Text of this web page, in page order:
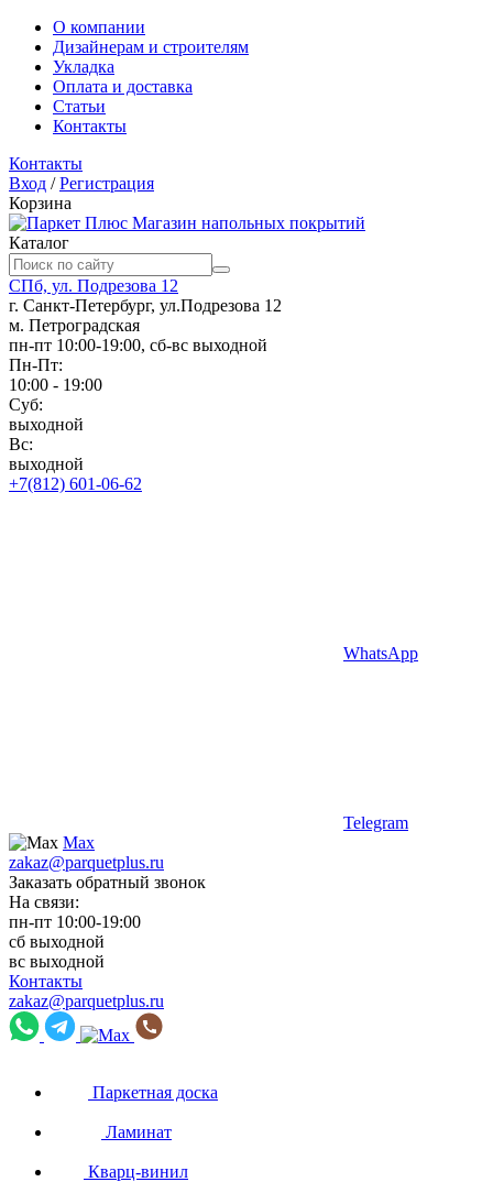
О компании
Дизайнерам и строителям
Укладка
Оплата и доставка
Статьи
Контакты
Контакты
Вход /Регистрация
Корзина
Магазин напольных покрытий
Каталог
СПб, ул. Подрезова 12
г. Санкт-Петербург, ул.Подрезова 12
м. Петроградская
пн-пт 10:00-19:00, сб-вс выходной
Пн-Пт:
10:00 - 19:00
Суб:
выходной
Вс:
выходной
+7(812) 601-06-62
WhatsApp
Telegram
Max
zakaz@parquetplus.ru
Заказать обратный звонок
На связи:
пн-пт 10:00-19:00
сб выходной
вс выходной
Контакты
zakaz@parquetplus.ru
Паркетная доска
Ламинат
Кварц-винил